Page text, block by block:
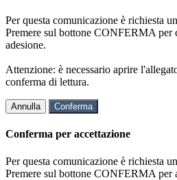
Per questa comunicazione è richiesta
Premere sul bottone CONFERMA per
adesione.
Attenzione: è necessario aprire
conferma di lettura.
Annulla Conferma
Conferma per accettazione
Per questa comunicazione è richiesta
Premere sul bottone CONFERMA per